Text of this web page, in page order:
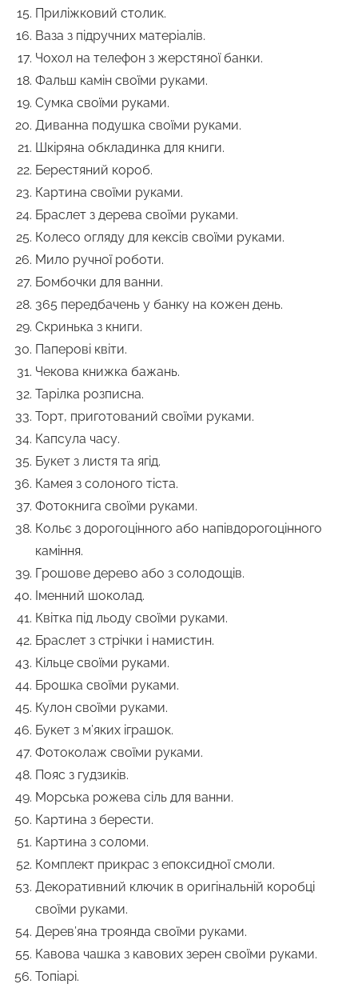
Приліжковий столик.
Ваза з підручних матеріалів.
Чохол на телефон з жерстяної банки.
Фальш камін своїми руками.
Сумка своїми руками.
Диванна подушка своїми руками.
Шкіряна обкладинка для книги.
Берестяний короб.
Картина своїми руками.
Браслет з дерева своїми руками.
Колесо огляду для кексів своїми руками.
Мило ручної роботи.
Бомбочки для ванни.
365 передбачень у банку на кожен день.
Скринька з книги.
Паперові квіти.
Чекова книжка бажань.
Тарілка розписна.
Торт, приготований своїми руками.
Капсула часу.
Букет з листя та ягід.
Камея з солоного тіста.
Фотокнига своїми руками.
Кольє з дорогоцінного або напівдорогоцінного
каміння.
Грошове дерево або з солодощів.
Іменний шоколад.
Квітка під льоду своїми руками.
Браслет з стрічки і намистин.
Кільце своїми руками.
Брошка своїми руками.
Кулон своїми руками.
Букет з м’яких іграшок.
Фотоколаж своїми руками.
Пояс з гудзиків.
Морська рожева сіль для ванни.
Картина з берести.
Картина з соломи.
Комплект прикрас з епоксидної смоли.
Декоративний ключик в оригінальній коробці
своїми руками.
Дерев’яна троянда своїми руками.
Кавова чашка з кавових зерен своїми руками.
Топіарі.